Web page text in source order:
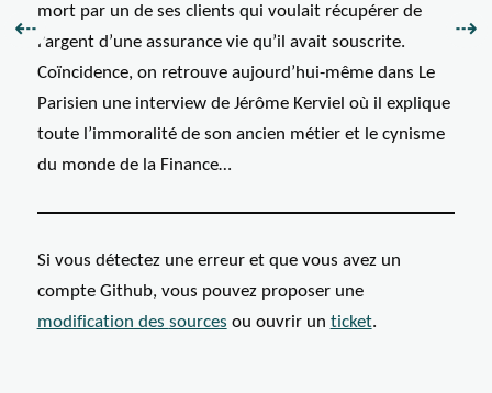
mort par un de ses clients qui voulait récupérer de
l’argent d’une assurance vie qu’il avait souscrite.
Coïncidence, on retrouve aujourd’hui-même dans Le
Parisien une interview de Jérôme Kerviel où il explique
toute l’immoralité de son ancien métier et le cynisme
du monde de la Finance…
Si vous détectez une erreur et que vous avez un
compte Github, vous pouvez proposer une
modification des sources ou ouvrir un ticket.
Précédent :
⇠ ⇢